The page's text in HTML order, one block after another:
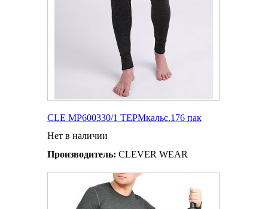
CLE MP600330/1 ТЕРМкальс.176 пак
Нет в наличии
Производитель: CLEVER WEAR